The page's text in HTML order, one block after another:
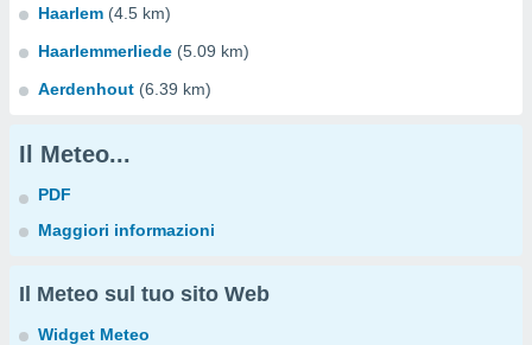
Haarlem (4.5 km)
Haarlemmerliede (5.09 km)
Aerdenhout (6.39 km)
Il Meteo...
PDF
Maggiori informazioni
Il Meteo sul tuo sito Web
Widget Meteo